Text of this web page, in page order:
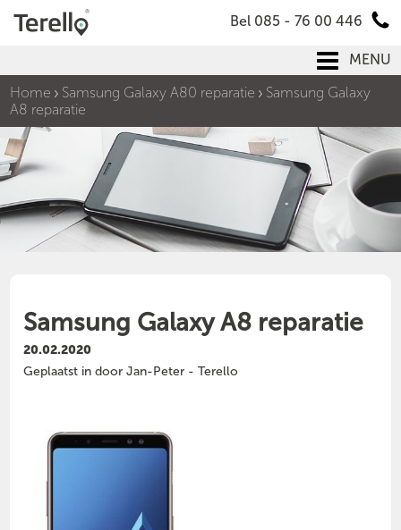
Bel 085 - 76 00 446
MENU
Home
Samsung Galaxy A80 reparatie
Samsung Galaxy
A8 reparatie
Samsung Galaxy A8 reparatie
20.02.2020
Geplaatst in door Jan-Peter - Terello